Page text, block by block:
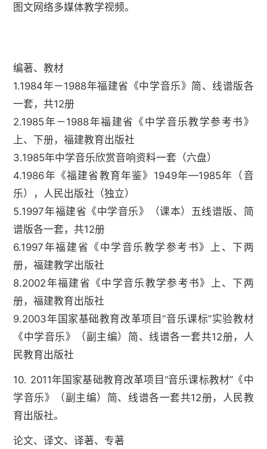
图文网络多媒体教学视频。
编著、教材
1.1984年－1988年福建省《中学音乐》简、线谱版各
一套，共12册
2.1985年－1988年福建省《中学音乐教学参考书》
上、下册，福建教育出版社
3.1985年中学音乐欣赏音响资料一套（六盘）
4.1986年《福建省教育年鉴》1949年—1985年（音
乐），人民出版社（独立）
5.1997年福建省《中学音乐》（课本）五线谱版、简
谱版各一套，共12册
6.1997年福建省《中学音乐教学参考书》上、下两
册，福建教学出版社
8.2002年福建省《中学音乐教学参考书》上、下两
册，福建教育出版社
9.2003年国家基础教育改革项目“音乐课标”实验教材
《中学音乐》（副主编）简、线谱各一套共12册，人
民教育出版社
10. 2011年国家基础教育改革项目“音乐课标教材”《中
学音乐》（副主编）简、线谱各一套共12册，人民教
育出版社。
论文、译文、译著、专著